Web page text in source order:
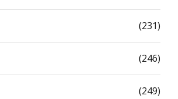
(231)
(246)
(249)